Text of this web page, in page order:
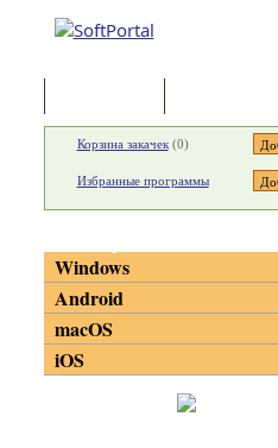
Корзина закачек(0)
Избранные программы
Windows
Android
macOS
iOS